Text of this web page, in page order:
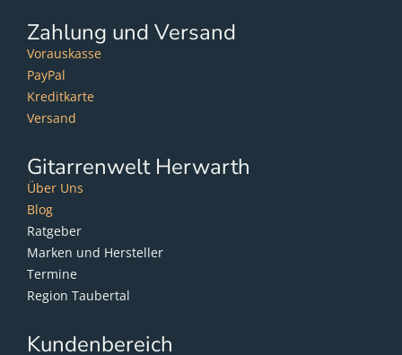
Zahlung und Versand
Vorauskasse
PayPal
Kreditkarte
Versand
Gitarrenwelt Herwarth
Über Uns
Blog
Ratgeber
Marken und Hersteller
Termine
Region Taubertal
Kundenbereich